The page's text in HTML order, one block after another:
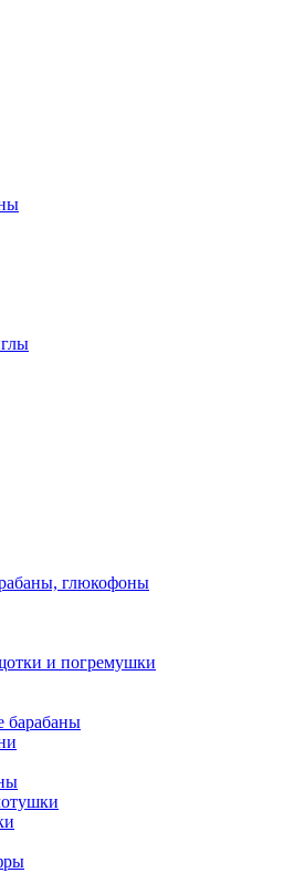
глюкофоны
и погремушки
барабаны